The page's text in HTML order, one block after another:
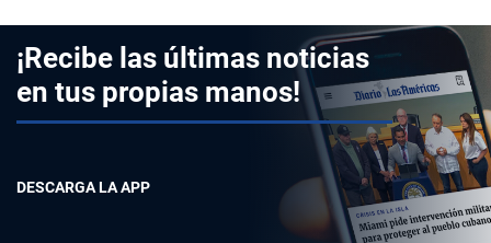
¡Recibe las últimas noticias
en tus propias manos!
DESCARGA LA APP